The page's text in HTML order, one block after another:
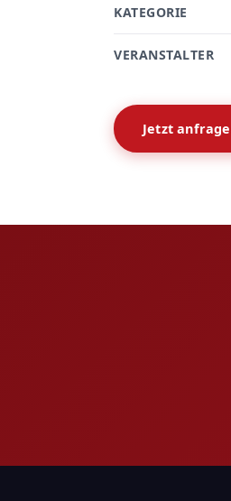
KATEGORIE
VERANSTALTER
Jetzt